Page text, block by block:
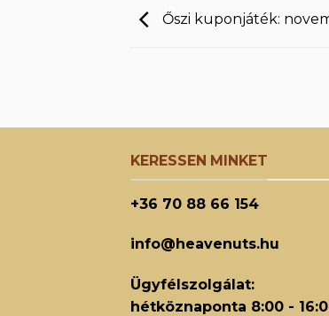
Őszi kuponjáték:
KERESSEN MINKET
+36 70 88 66 154
info@heavenuts.hu
Ügyfélszolgálat:
hétköznaponta 8:00 -